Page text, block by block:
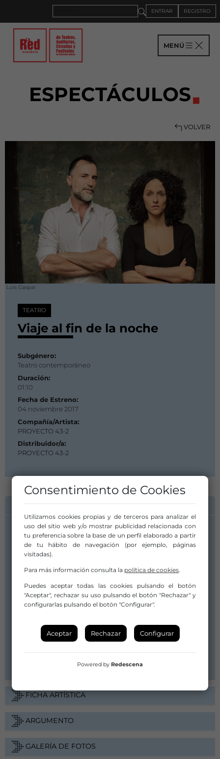
ENTRAR REGISTRO
MENÚ
ESPECTÁCULOS
VOLVER
Luis Gaspar
TEATRO
Viaje al fin de la noche
Subgénero:
Teatro contemporáneo
Duración:
01:10
Fecha de Estreno:
04 noviembre 2017
Compañía/Artista:
PROYECTO 43-2
Distribuidor/a:
PROYECTO 43-2
INFORMACIÓN DE CONTACTO
Compañía/Artista:
PROYECTO 43-2
INFO@PROYECTO432.COM
PRODUCCION@PROYECTO432.COM
Distribuidor/a:
PROYECTO 43-2
PRODUCCION@PROYECTO432.COM
605961391
FICHA ARTÍSTICA
ARGUMENTO
GALERÍA DE FOTOS
Consentimiento de Cookies
Utilizamos cookies propias y de terceros para analizar el
uso del sitio web y/o mostrar publicidad relacionada con
tu preferencia sobre la base de un perfil elaborado a partir
de tu hábito de navegación (por ejemplo, páginas
visitadas).
Para más información consulta la política de cookies.
Puedes aceptar todas las cookies pulsando el botón
"Aceptar", rechazar su uso pulsando el botón "Rechazar" y
configurarlas pulsando el botón "Configurar".
Aceptar Rechazar Configurar
Powered by Redescena